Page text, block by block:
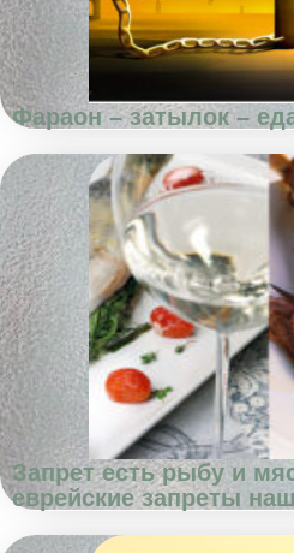
Фараон – затылок –
Запрет есть рыбу и
еврейские запреты